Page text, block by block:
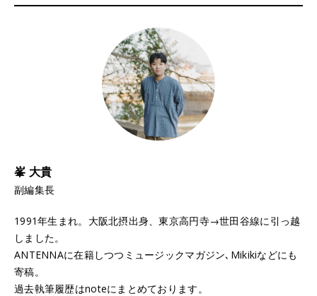
峯 大貴
副編集長
1991年生まれ。大阪北摂出身、東京高円寺→世田谷線に引っ越
しました。
ANTENNAに在籍しつつミュージックマガジン､Mikikiなどにも
寄稿。
過去執筆履歴はnoteにまとめております。